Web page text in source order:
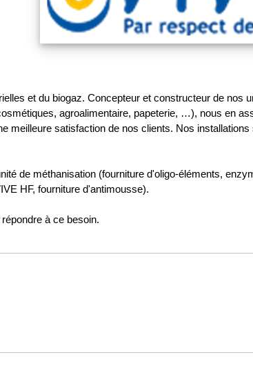
et du biogaz. Concepteur et constructeur de nos
agroalimentaire, papeterie, …), nous en
meilleure satisfaction de nos clients. Nos
de méthanisation (fourniture d'oligo-éléments,
HF, fourniture d'antimousse).
à ce besoin.